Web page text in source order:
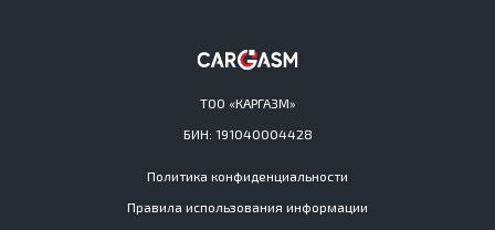
ТОО «КАРГАЗМ»
БИН: 191040004428
Политика конфиденциальности
Правила использования информации